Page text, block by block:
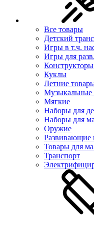
Все товары
Детский
Игры в т.ч.
Игры для
Конструкторы
Куклы
Летние
Музыкальные
Мягкие
Наборы для
Наборы для
Оружие
Развивающие
Товары для
Транспорт